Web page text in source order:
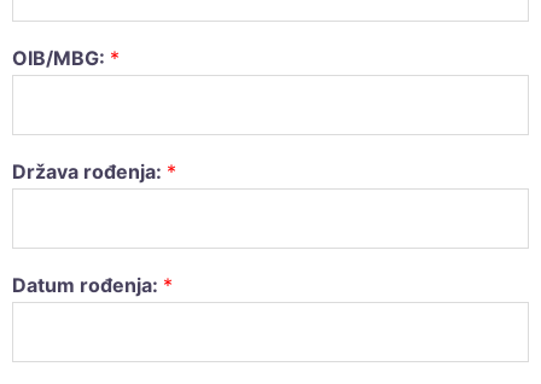
OIB/MBG: *
Država rođenja: *
Datum rođenja: *